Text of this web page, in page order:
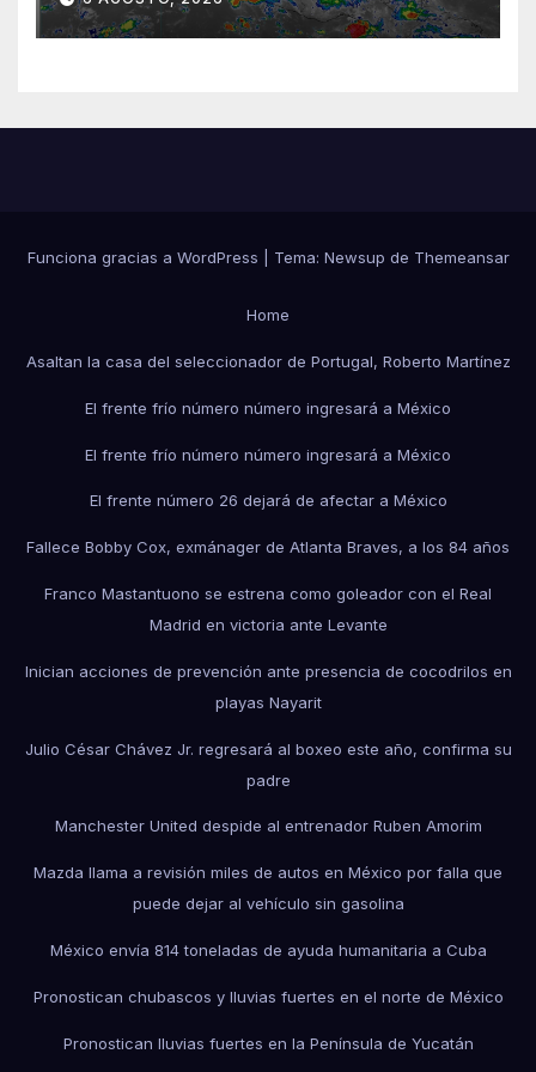
Funciona gracias a WordPress Tema: Newsup de Themeansar
Home
Asaltan la casa del seleccionador de Portugal, Roberto Martínez
El frente frío número número ingresará a México
El frente frío número número ingresará a México
El frente número 26 dejará de afectar a México
Fallece Bobby Cox, exmánager de Atlanta Braves, a los 84 años
Franco Mastantuono se estrena como goleador con el Real
Madrid en victoria ante Levante
Inician acciones de prevención ante presencia de cocodrilos en
playas Nayarit
Julio César Chávez Jr. regresará al boxeo este año, confirma su
padre
Manchester United despide al entrenador Ruben Amorim
Mazda llama a revisión miles de autos en México por falla que
puede dejar al vehículo sin gasolina
México envía 814 toneladas de ayuda humanitaria a Cuba
Pronostican chubascos y lluvias fuertes en el norte de México
Pronostican lluvias fuertes en la Península de Yucatán